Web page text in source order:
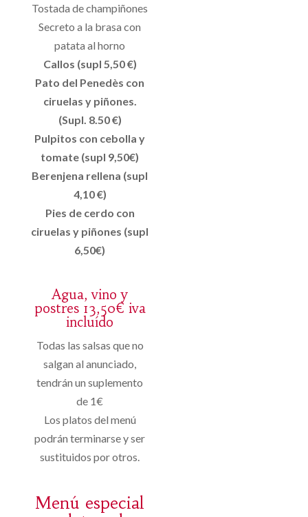
Tostada de champiñones
Secreto a la brasa con
patata al horno
Callos (supl 5,50 €)
Pato del Penedès con
ciruelas y piñones.
(Supl. 8.50 €)
Pulpitos con cebolla y
tomate (supl 9,50€)
Berenjena rellena (supl
4,10 €)
Pies de cerdo con
ciruelas y piñones (supl
6,50€)
Agua, vino y
postres 13,50€ iva
incluído
Todas las salsas que no
salgan al anunciado,
tendrán un suplemento
de 1€
Los platos del menú
podrán terminarse y ser
sustituidos por otros.
Menú especial